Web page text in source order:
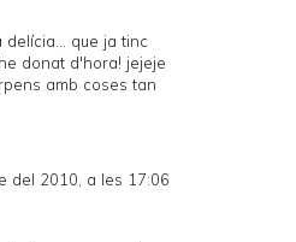
delícia... que ja tinc
donat d'hora! jejeje
amb coses tan
del 2010, a les 17:06